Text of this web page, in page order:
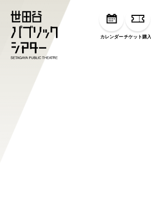
カレンダーチケット購入